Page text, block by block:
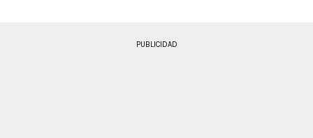
PUBLICIDAD